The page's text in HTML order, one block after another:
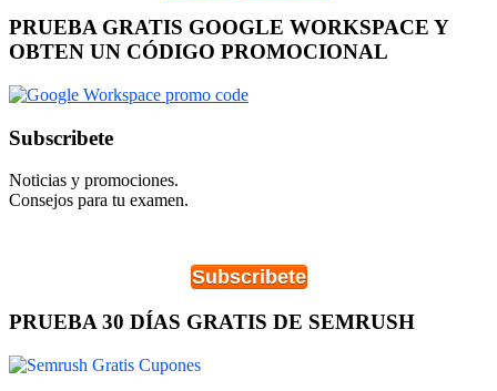
PRUEBA GRATIS GOOGLE WORKSPACE Y
OBTEN UN CÓDIGO PROMOCIONAL
Subscribete
Noticias y promociones.
Consejos para tu examen.
Subscribete
PRUEBA 30 DÍAS GRATIS DE SEMRUSH